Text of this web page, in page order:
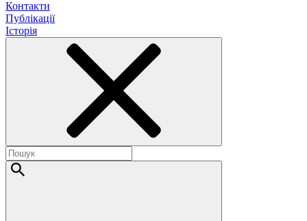
Контакти
Публікації
Історія